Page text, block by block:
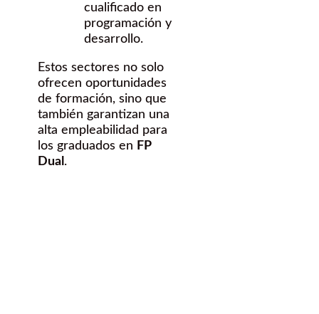
cualificado en
programación y
desarrollo.
Estos sectores no solo
ofrecen oportunidades
de formación, sino que
también garantizan una
alta empleabilidad para
los graduados en FP
Dual .